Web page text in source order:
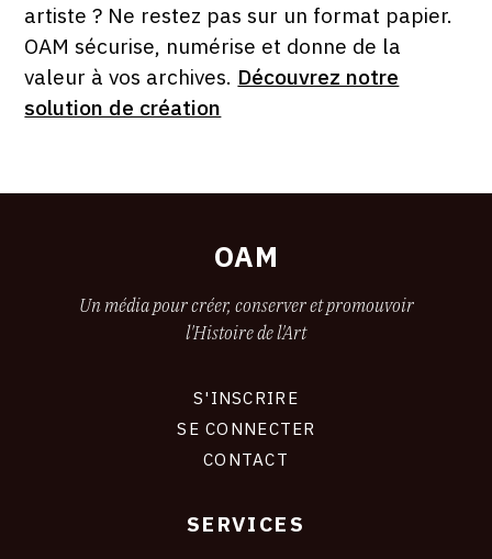
artiste ? Ne restez pas sur un format papier.
OAM sécurise, numérise et donne de la
valeur à vos archives. Découvrez notre
solution de création
OAM
Un média pour créer, conserver et promouvoir
l'Histoire de l'Art
S'INSCRIRE
SE CONNECTER
CONTACT
SERVICES